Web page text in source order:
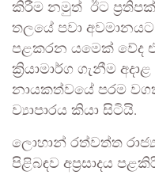
කිරීම නමුත් ඊට
තලයේ පවා
පළකරන යමෙක් වේද
ක්‍රියාමාර්ග ගැනීම
නායකත්වයේ පරම
ව්‍යාපාරය කියා සිටියි.
ලොහාන් රත්වත්ත රාජ්‍ය
පිළිබඳව අප්‍රසාදය